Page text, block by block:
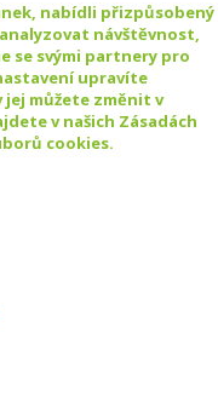
nabídli přizpůsobený
návštěvnost,
se svými partnery pro
upravíte
jej můžete změnit v
v našich Zásadách
cookies.